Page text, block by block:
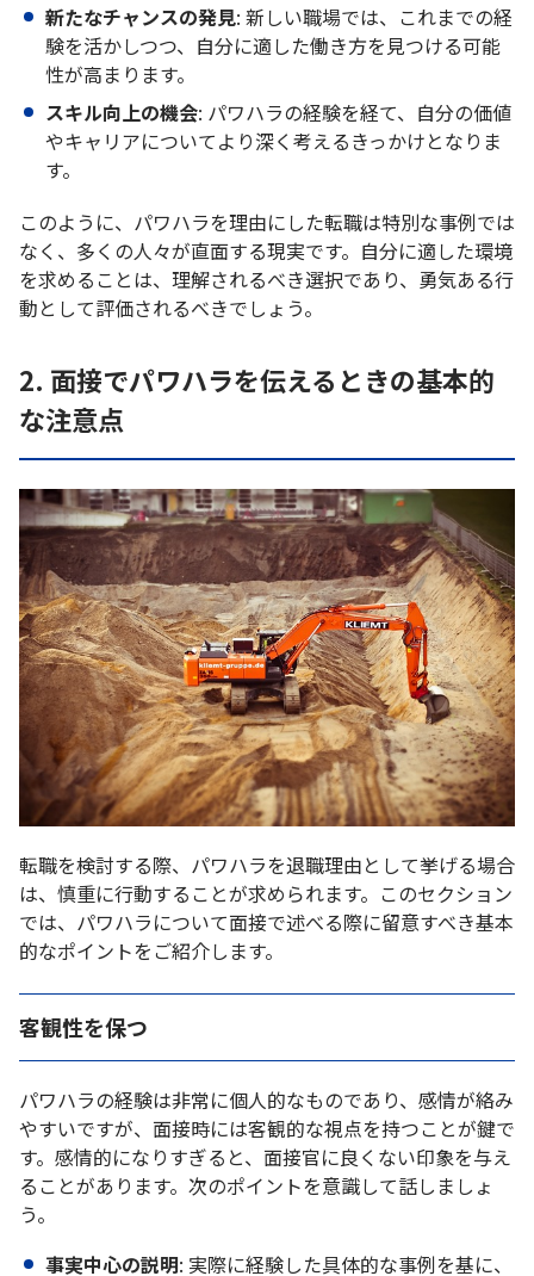
新たなチャンスの発見: 新しい職場では、これまでの経
験を活かしつつ、自分に適した働き方を見つける可能
性が高まります。
スキル向上の機会: パワハラの経験を経て、自分の価値
やキャリアについてより深く考えるきっかけとなりま
す。
このように、パワハラを理由にした転職は特別な事例では
なく、多くの人々が直面する現実です。自分に適した環境
を求めることは、理解されるべき選択であり、勇気ある行
動として評価されるべきでしょう。
2. 面接でパワハラを伝えるときの基本的
な注意点
転職を検討する際、パワハラを退職理由として挙げる場合
は、慎重に行動することが求められます。このセクション
では、パワハラについて面接で述べる際に留意すべき基本
的なポイントをご紹介します。
客観性を保つ
パワハラの経験は非常に個人的なものであり、感情が絡み
やすいですが、面接時には客観的な視点を持つことが鍵で
す。感情的になりすぎると、面接官に良くない印象を与え
ることがあります。次のポイントを意識して話しましょ
う。
事実中心の説明: 実際に経験した具体的な事例を基に、